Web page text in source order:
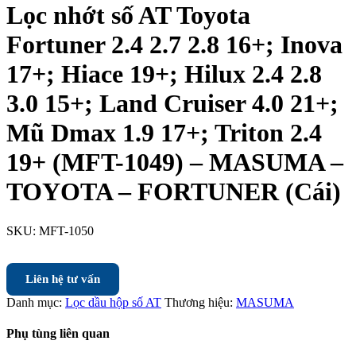
Lọc nhớt số AT Toyota
Fortuner 2.4 2.7 2.8 16+; Inova
17+; Hiace 19+; Hilux 2.4 2.8
3.0 15+; Land Cruiser 4.0 21+;
Mũ Dmax 1.9 17+; Triton 2.4
19+ (MFT-1049) – MASUMA –
TOYOTA – FORTUNER (Cái)
SKU: MFT-1050
Liên hệ tư vấn
Danh mục: Lọc dầu hộp số AT Thương hiệu: MASUMA
Phụ tùng liên quan